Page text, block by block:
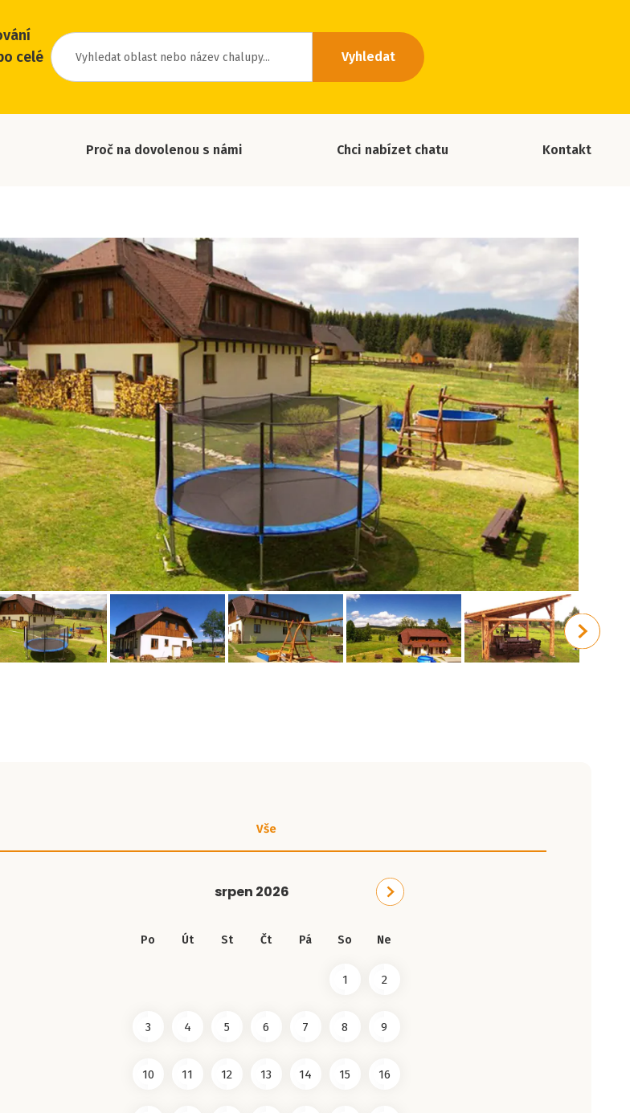
celé
Vyhledat
Proč na dovolenou s námi Chci nabízet chatu Kontakt
Vše
srpen 2026
Po Út St Čt Pá So Ne
1 2
3 4 5 6 7 8 9
10 11 12 13 14 15 16